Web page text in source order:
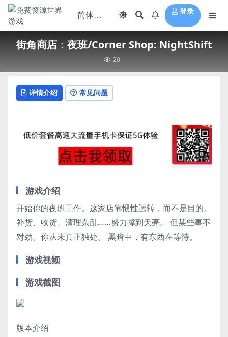
登录
街角商店：夜班/Corner Shop: NightShift
20
详情介绍 常见问题
游戏介绍
开始你的夜班工作。这家店靠惯性运转，而不是目的。
补货、收货、清理杂乱……努力撑到天亮。 但某些事不
对劲。你从未真正独处。 黑暗中，有东西在等待。
游戏视频
游戏截图
版本介绍